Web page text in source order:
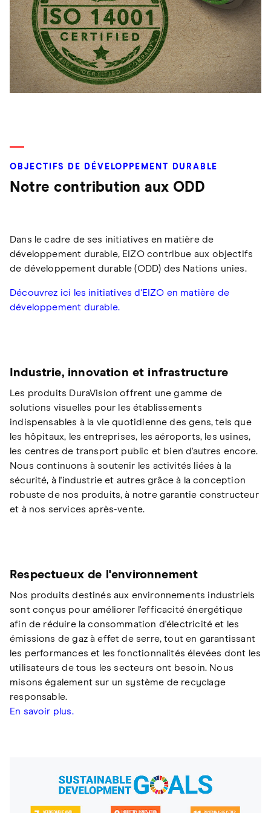
OBJECTIFS DE DÉVELOPPEMENT DURABLE
Notre contribution aux ODD
Dans le cadre de ses initiatives en matière de
développement durable, EIZO contribue aux objectifs
de développement durable (ODD) des Nations unies.
Découvrez ici les initiatives d'EIZO en matière de
développement durable.
Industrie, innovation et infrastructure
Les produits DuraVision offrent une gamme de
solutions visuelles pour les établissements
indispensables à la vie quotidienne des gens, tels que
les hôpitaux, les entreprises, les aéroports, les usines,
les centres de transport public et bien d'autres encore.
Nous continuons à soutenir les activités liées à la
sécurité, à l'industrie et autres grâce à la conception
robuste de nos produits, à notre garantie constructeur
et à nos services après-vente.
Respectueux de l'environnement
Nos produits destinés aux environnements industriels
sont conçus pour améliorer l'efficacité énergétique
afin de réduire la consommation d'électricité et les
émissions de gaz à effet de serre, tout en garantissant
les performances et les fonctionnalités élevées dont les
utilisateurs de tous les secteurs ont besoin. Nous
misons également sur un système de recyclage
responsable.
En savoir plus.